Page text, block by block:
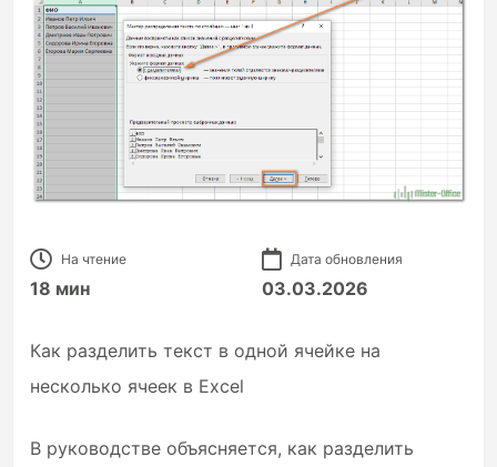
На чтение
18 мин
Дата обновления
03.03.2026
Как разделить текст в одной ячейке на
несколько ячеек в Excel
В руководстве объясняется, как разделить